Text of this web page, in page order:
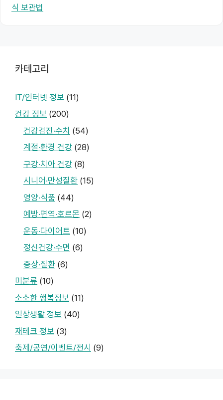
식 보관법
카테고리
IT/인터넷 정보 (11)
건강 정보 (200)
건강검진·수치 (54)
계절·환경 건강 (28)
구강·치아 건강 (8)
시니어·만성질환 (15)
영양·식품 (44)
예방·면역·호르몬 (2)
운동·다이어트 (10)
정신건강·수면 (6)
증상·질환 (6)
미분류 (10)
소소한 행복정보 (11)
일상생활 정보 (40)
재테크 정보 (3)
축제/공연/이벤트/전시 (9)